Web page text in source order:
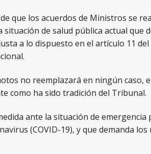
que los acuerdos de Ministros se
de salud pública actual que
a lo dispuesto en el artículo 11
no reemplazará en ningún caso,
como ha sido tradición del Tribunal.
ante la situación de
(COVID-19), y que demanda